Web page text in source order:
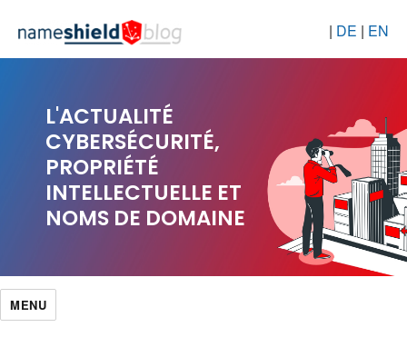
| DE | EN
L'ACTUALITÉ
CYBERSÉCURITÉ,
PROPRIÉTÉ
INTELLECTUELLE ET
NOMS DE DOMAINE
MENU